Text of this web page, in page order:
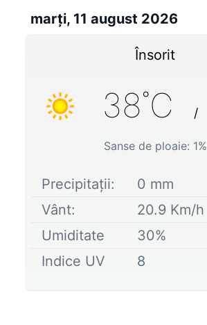
marți, 11 august 2026
Însorit
38˚C /
Sanse de ploaie: 1%
Precipitații: 0 mm
Vânt:
20.9 Km/h
Umiditate
30%
Indice UV
8